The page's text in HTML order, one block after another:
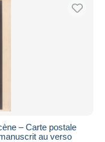
– Carte postale
au verso